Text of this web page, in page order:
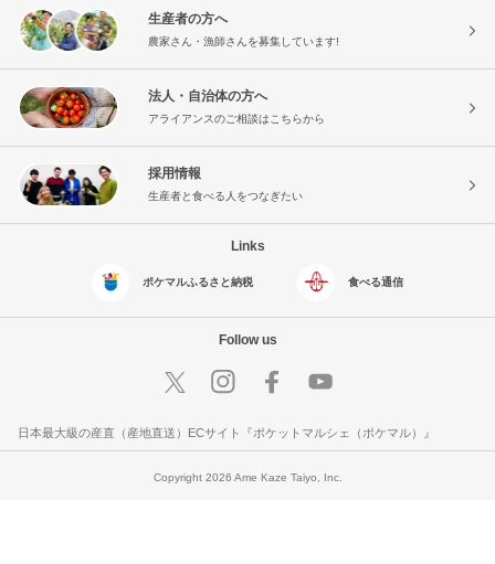
生産者の方へ
農家さん・漁師さんを募集しています!
法人・自治体の方へ
アライアンスのご相談はこちらから
採用情報
生産者と食べる人をつなぎたい
Links
ポケマルふるさと納税 食べる通信
Follow us
日本最大級の産直（産地直送）ECサイト『ポケットマルシェ（ポケマル）』
Copyright 2026 Ame Kaze Taiyo, Inc.